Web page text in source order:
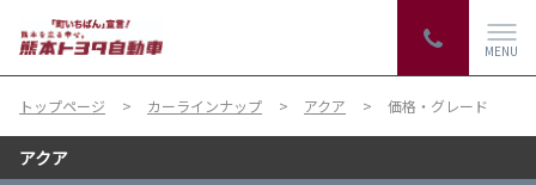
MENU
トップページ カーラインナップ アクア 価格・グレード
アクア